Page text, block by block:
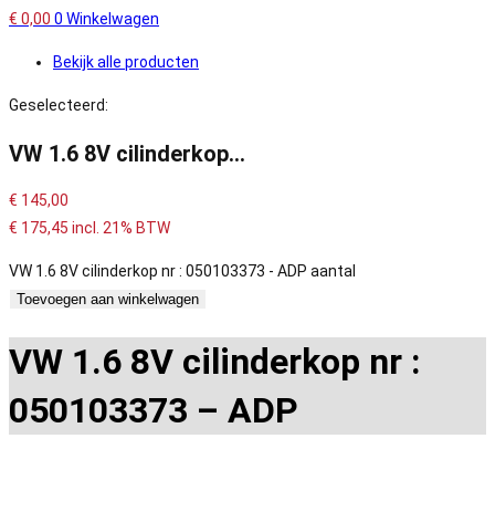
€ 0,00 0 Winkelwagen
Bekijk alle producten
Geselecteerd:
VW 1.6 8V cilinderkop…
€ 145,00
€ 175,45 incl. 21% BTW
VW 1.6 8V cilinderkop nr : 050103373 - ADP aantal
Toevoegen aan winkelwagen
VW 1.6 8V cilinderkop nr :
050103373 – ADP